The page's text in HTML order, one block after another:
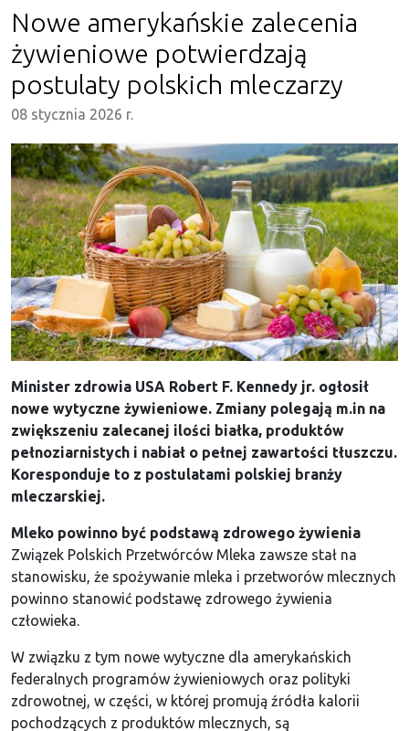
Nowe amerykańskie zalecenia
żywieniowe potwierdzają
postulaty polskich mleczarzy
08 stycznia 2026 r.
Minister zdrowia USA Robert F. Kennedy jr. ogłosił
nowe wytyczne żywieniowe. Zmiany polegają m.in na
zwiększeniu zalecanej ilości białka, produktów
pełnoziarnistych i nabiał o pełnej zawartości tłuszczu.
Koresponduje to z postulatami polskiej branży
mleczarskiej.
Mleko powinno być podstawą zdrowego żywienia
Związek Polskich Przetwórców Mleka zawsze stał na
stanowisku, że spożywanie mleka i przetworów mlecznych
powinno stanowić podstawę zdrowego żywienia
człowieka.
W związku z tym nowe wytyczne dla amerykańskich
federalnych programów żywieniowych oraz polityki
zdrowotnej, w części, w której promują źródła kalorii
pochodzących z produktów mlecznych, są